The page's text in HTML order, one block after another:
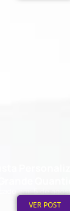
em: 5 de
VER POST